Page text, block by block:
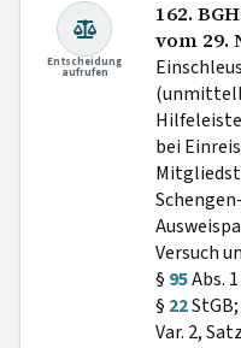
Entscheidung
aufrufen
162.
vom 29.
bei
Versuch
§ 95Abs.
§ 22
Var. 2,